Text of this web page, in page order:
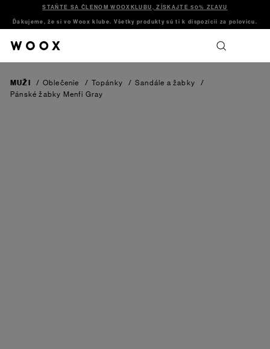
STAŇTE SA ČLENOM WOOXKLUBU, ZÍSKAJTE 50% ZĽAVU
Ďakujeme, že si vo Woox klube. Všetky produkty sú ti k dispozícii za polovicu.
MUŽI / Oblečenie / Topánky / Sandále a žabky
/
Pánské žabky Menfi Gray